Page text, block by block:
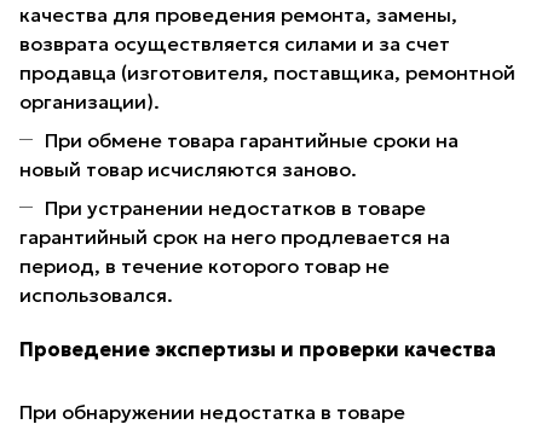
качества для проведения ремонта, замены,
возврата осуществляется силами и за счет
продавца (изготовителя, поставщика, ремонтной
организации).
При обмене товара гарантийные сроки на
новый товар исчисляются заново.
При устранении недостатков в товаре
гарантийный срок на него продлевается на
период, в течение которого товар не
использовался.
Проведение экспертизы и проверки качества
При обнаружении недостатка в товаре